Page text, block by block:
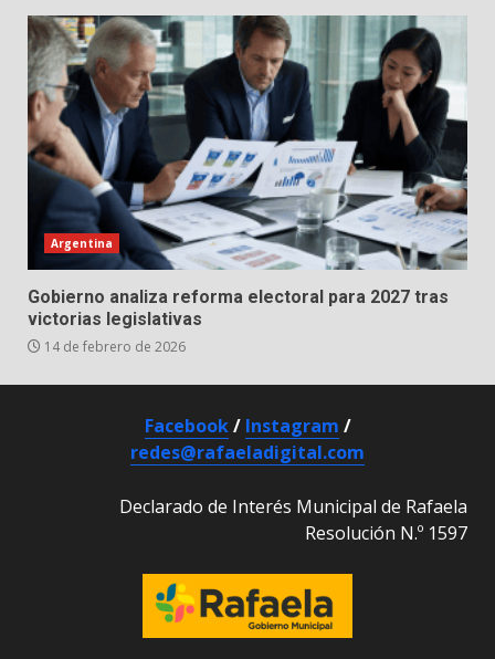
Argentina
Gobierno analiza reforma electoral para 2027 tras
victorias legislativas
14 de febrero de 2026
Facebook/ Instagram /
redes@rafaeladigital.com
Declarado de Interés Municipal de Rafaela
Resolución N.º 1597